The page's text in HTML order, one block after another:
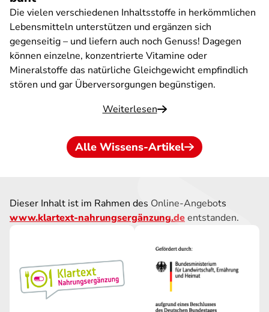
Die vielen verschiedenen Inhaltsstoffe in herkömmlichen
Lebensmitteln unterstützen und ergänzen sich
gegenseitig – und liefern auch noch Genuss! Dagegen
können einzelne, konzentrierte Vitamine oder
Mineralstoffe das natürliche Gleichgewicht empfindlich
stören und gar Überversorgungen begünstigen.
Weiterlesen
Alle Wissens-Artikel
Dieser Inhalt ist im Rahmen des Online-Angebots
www.klartext-nahrungsergänzung.deentstanden.